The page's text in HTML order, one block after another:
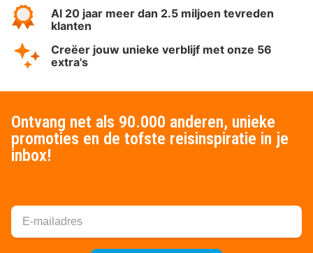
Al 20 jaar meer dan 2.5 miljoen tevreden
klanten
Creëer jouw unieke verblijf met onze 56
extra's
Ontvang net als 90.000 anderen, unieke
promoties en de tofste reisinspiratie in je
inbox!